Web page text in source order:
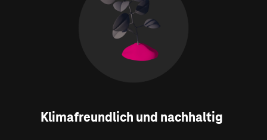
Klima­freundlich und nachhaltig